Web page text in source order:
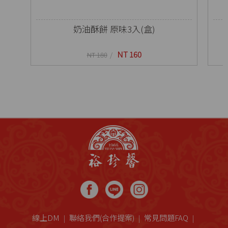
奶油酥餅 原味3入(盒)
NT 180 NT 160
線上DM 聯絡我們(合作提案) 常見問題FAQ